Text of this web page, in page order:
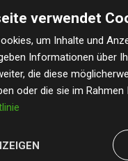
reduzierende
Website entspricht.
Standardverifiziert
und
verwendet
um Inhalte und
Informationen über
die diese
oder die sie im